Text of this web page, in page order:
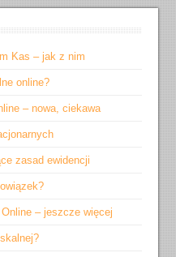
Kas – jak z nim
online?
– nowa, ciekawa
zasad ewidencji
– jeszcze więcej